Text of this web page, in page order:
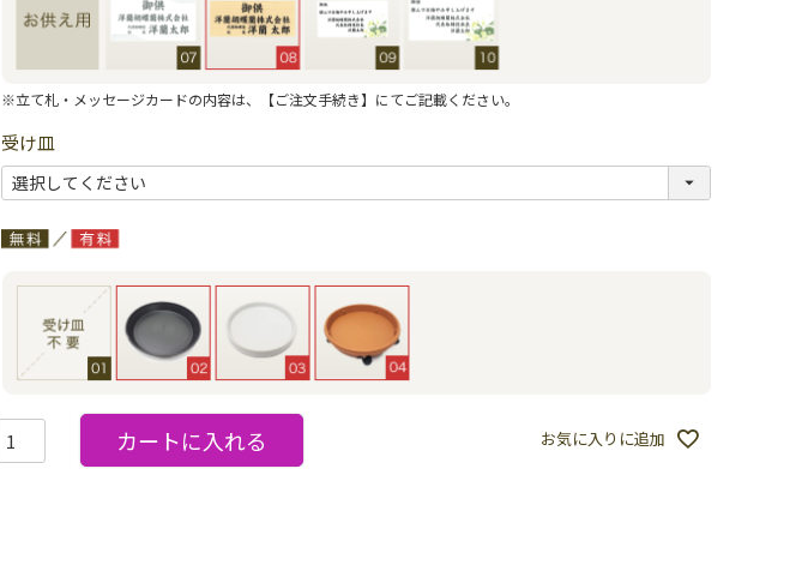
※立て札・メッセージカードの内容は、【ご注文手続き】にてご記載ください。
受け皿
お気に入りに追加
カートに入れる